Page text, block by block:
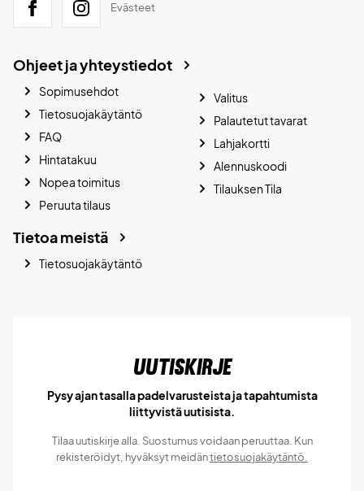
Evästeet
Ohjeet ja yhteystiedot
Sopimusehdot
Tietosuojakäytäntö
FAQ
Hintatakuu
Nopea toimitus
Peruuta tilaus
Valitus
Palautetut tavarat
Lahjakortti
Alennuskoodi
Tilauksen Tila
Tietoa meistä
Tietosuojakäytäntö
Uutiskirje
Pysy ajan tasalla padelvarusteista ja tapahtumista
liittyvistä uutisista.
Tilaa uutiskirje alla. Suostumus voidaan peruuttaa. Kun
rekisteröidyt, hyväksyt meidäntietosuojakäytäntö.